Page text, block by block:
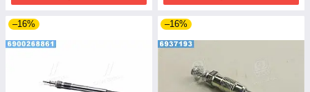
–16% –16%